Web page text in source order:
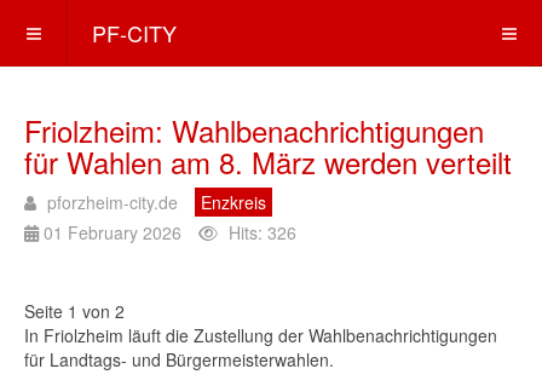
PF-CITY
Friolzheim: Wahlbenachrichtigungen
für Wahlen am 8. März werden verteilt
pforzheim-city.de
Enzkreis
01 February 2026
Hits: 326
Seite 1 von 2
In Friolzheim läuft die Zustellung der Wahlbenachrichtigungen
für Landtags- und Bürgermeisterwahlen.